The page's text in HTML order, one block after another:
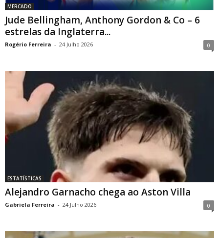
MERCADO
Jude Bellingham, Anthony Gordon & Co – 6
estrelas da Inglaterra...
Rogério Ferreira - 24 Julho 2026 0
ESTATÍSTICAS
Alejandro Garnacho chega ao Aston Villa
Gabriela Ferreira - 24 Julho 2026 0